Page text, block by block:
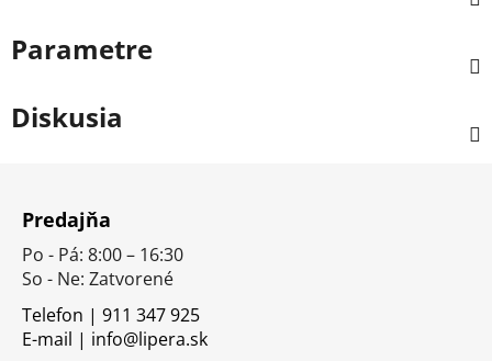
Parametre
Diskusia
Predajňa
Po - Pá: 8:00 – 16:30
So - Ne: Zatvorené
Telefon | 911 347 925
E-mail | info@lipera.sk